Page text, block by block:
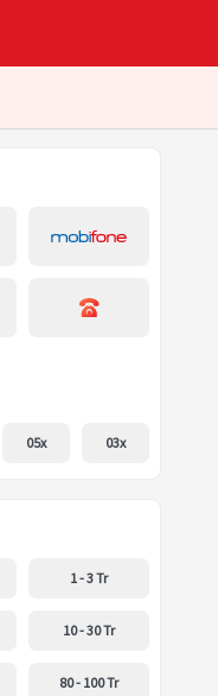
05x 03x
1 - 3 Tr
10 - 30 Tr
80 - 100 Tr